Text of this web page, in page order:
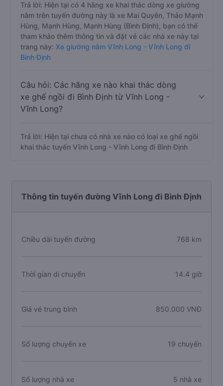
Trả lời: Hiện tại có 4 hãng xe khai thác dòng xe giường
nằm trên tuyến đường này là xe Mai Quyên, Thảo Mạnh
Hùng, Mạnh Hùng, Mạnh Hùng (Bình Định), bạn có thể
tham khảo thêm thông tin và đặt vé các nhà xe này tại
trang này: Xe giường nằm Vĩnh Long - Vĩnh Long đi
Bình Định
Câu hỏi: Các hãng xe nào khai thác dòng
xe ghế ngồi đi Bình Định từ Vĩnh Long -
Vĩnh Long?
Trả lời: Hiện tại chưa có nhà xe nào có loại xe ghế ngồi
khai thác tuyến Vĩnh Long - Vĩnh Long đi Bình Định
Thông tin tuyến đường Vĩnh Long đi Bình Định
Chiều dài tuyến đường 768 km
Thời gian di chuyển 14.4 giờ
Giá vé trung bình 850.000 VNĐ
Số lượng chuyến xe 19 chuyến
Số lượng nhà xe 5 nhà xe